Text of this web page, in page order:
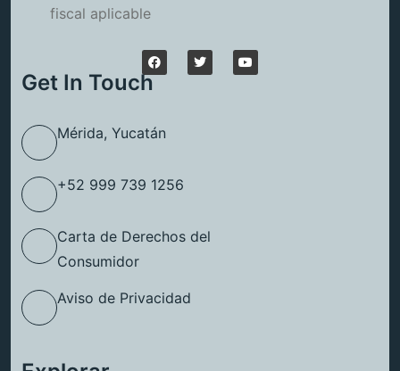
fiscal aplicable
Get In Touch
Mérida, Yucatán
+52 999 739 1256
Carta de Derechos del
Consumidor
Aviso de Privacidad